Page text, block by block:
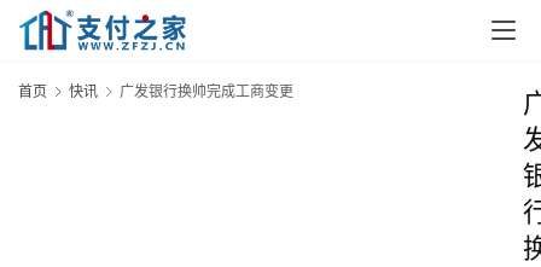
首页 快讯 广发银行换帅完成工商变更